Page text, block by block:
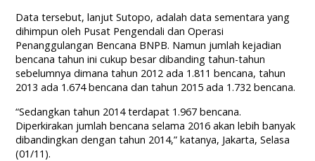
Data tersebut, lanjut Sutopo, adalah data sementara yang
dihimpun oleh Pusat Pengendali dan Operasi
Penanggulangan Bencana BNPB. Namun jumlah kejadian
bencana tahun ini cukup besar dibanding tahun-tahun
sebelumnya dimana tahun 2012 ada 1.811 bencana, tahun
2013 ada 1.674 bencana dan tahun 2015 ada 1.732 bencana.
“Sedangkan tahun 2014 terdapat 1.967 bencana.
Diperkirakan jumlah bencana selama 2016 akan lebih banyak
dibandingkan dengan tahun 2014,” katanya, Jakarta, Selasa
(01/11).